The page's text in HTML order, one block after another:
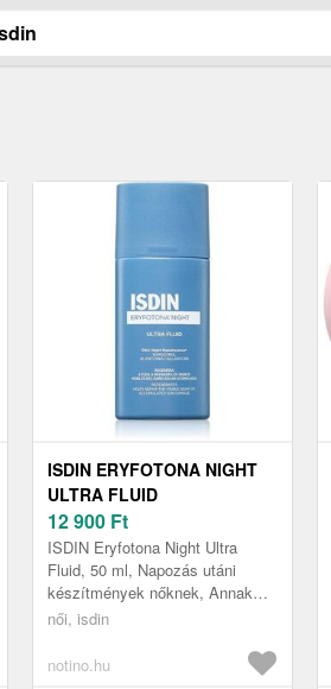
ISDIN ERYFOTONA NIGHT
ULTRA FLUID
REGENERÁLÓ ÉJSZAKAI
SZÉRUM 50 ML
12 900 Ft
ISDIN Eryfotona Night Ultra
Fluid, 50 ml, Napozás utáni
készítmények nőknek, Annak
érdekében, hogy bőrét ne
hogy ne cs...
női, isdin
notino.hu